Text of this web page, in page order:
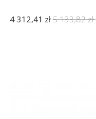
4 312,41 zł5 133,82 zł